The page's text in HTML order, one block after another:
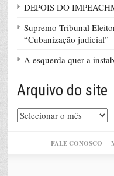
DEPOIS DO
Supremo Tribunal
“Cubanização judicial”
A esquerda quer a
Arquivo do site
Arquivo
do
FALE CONOSCO